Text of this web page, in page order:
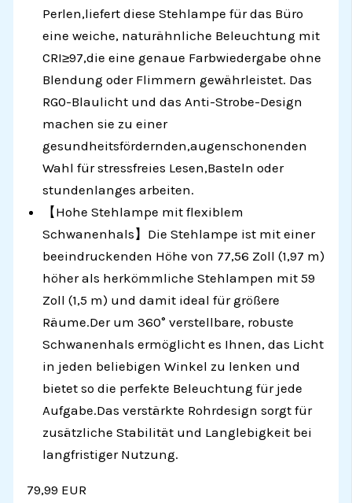
Perlen,liefert diese Stehlampe für das Büro
eine weiche, naturähnliche Beleuchtung mit
CRI≥97,die eine genaue Farbwiedergabe ohne
Blendung oder Flimmern gewährleistet. Das
RG0-Blaulicht und das Anti-Strobe-Design
machen sie zu einer
gesundheitsfördernden,augenschonenden
Wahl für stressfreies Lesen,Basteln oder
stundenlanges arbeiten.
【Hohe Stehlampe mit flexiblem
Schwanenhals】Die Stehlampe ist mit einer
beeindruckenden Höhe von 77,56 Zoll (1,97 m)
höher als herkömmliche Stehlampen mit 59
Zoll (1,5 m) und damit ideal für größere
Räume.Der um 360° verstellbare, robuste
Schwanenhals ermöglicht es Ihnen, das Licht
in jeden beliebigen Winkel zu lenken und
bietet so die perfekte Beleuchtung für jede
Aufgabe.Das verstärkte Rohrdesign sorgt für
zusätzliche Stabilität und Langlebigkeit bei
langfristiger Nutzung.
79,99 EUR